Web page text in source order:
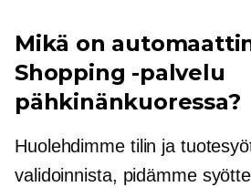
Mikä on
Shopping -palvelu
pähkinänkuoressa?
Huolehdimme tilin ja
validoinnista, pidämme